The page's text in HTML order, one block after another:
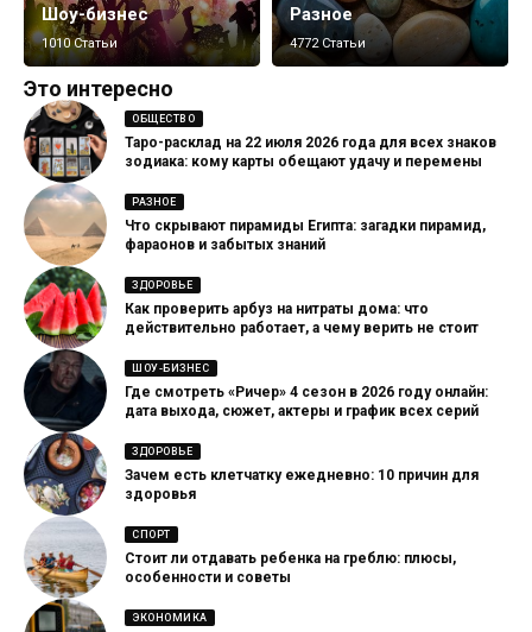
Шоу-бизнес
1010 Статьи
Разное
4772 Статьи
Это интересно
ОБЩЕСТВО
Таро-расклад на 22 июля 2026 года для всех знаков
зодиака: кому карты обещают удачу и перемены
РАЗНОЕ
Что скрывают пирамиды Египта: загадки пирамид,
фараонов и забытых знаний
ЗДОРОВЬЕ
Как проверить арбуз на нитраты дома: что
действительно работает, а чему верить не стоит
ШОУ-БИЗНЕС
Где смотреть «Ричер» 4 сезон в 2026 году онлайн:
дата выхода, сюжет, актеры и график всех серий
ЗДОРОВЬЕ
Зачем есть клетчатку ежедневно: 10 причин для
здоровья
СПОРТ
Стоит ли отдавать ребенка на греблю: плюсы,
особенности и советы
ЭКОНОМИКА